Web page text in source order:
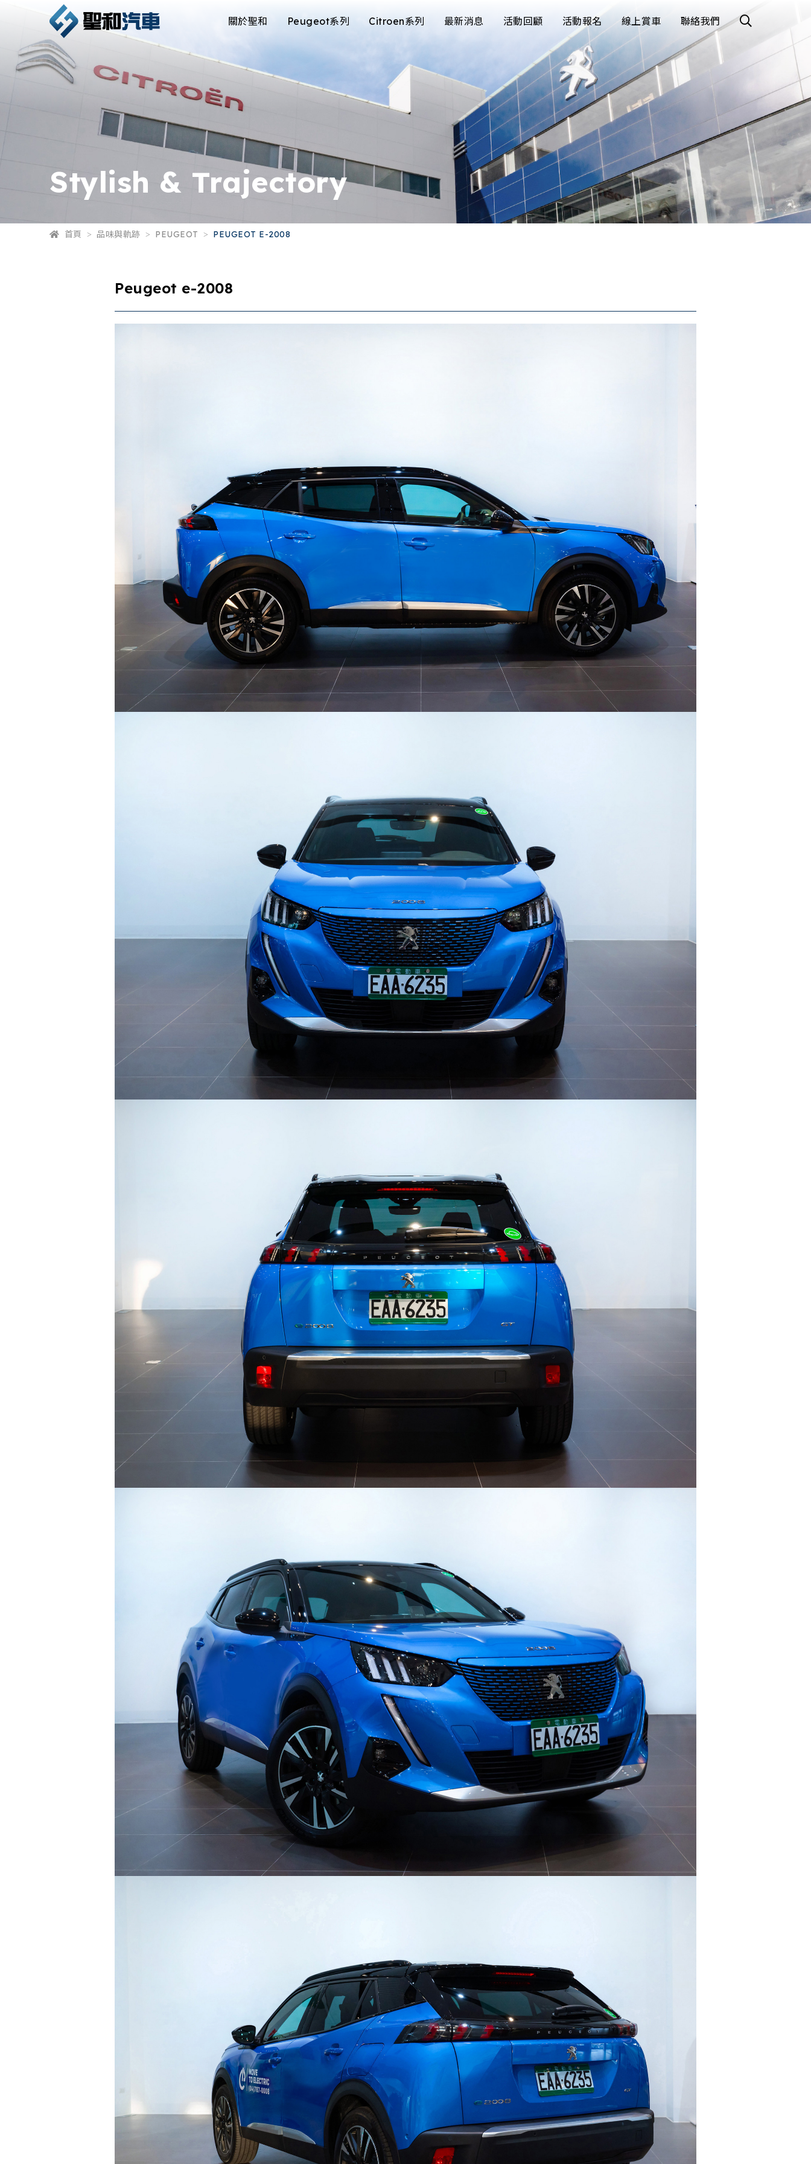
關於聖和 Peugeot系列 Citroen系列 最新消息 活動回顧 活動報名 線上賞車 聯絡我們
Stylish & Trajectory
首頁 品味與軌跡 PEUGEOT PEUGEOT E-2008
Peugeot e-2008